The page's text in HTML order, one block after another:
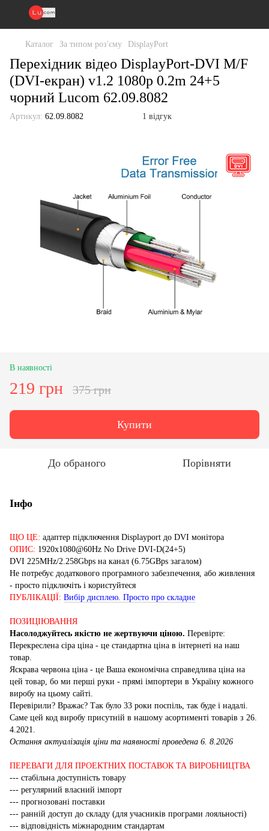
Каталог За типом роз'єму DisplayPort
Перехідник відео DisplayPort-DVI M/F
(DVI-екран) v1.2 1080p 0.2m 24+5
чорний Lucom 62.09.8082
Артикул: 62.09.8082 1 відгук
В наявності
219 грн 375 грн
Купити
До обраного Порівняти
Інфо
ЩО ЦЕ: адаптер підключення Displayport до DVI монітора
ОПИС: 1920x1080@60Hz No Drive DVI-D(24+5)
DVI 225MHz/2.258Gbps на канал (6.75GBps загалом)
Не потребує додаткового програмного забезпечення, або живлення
- просто підключіть і користуйтеся
ПУБЛІКАЦІЇ: Вибір дисплею. Просто про складне
ПОЗИЦІЮВАННЯ
Насолоджуйтесь якістю не жертвуючи ціною. Перевірте:
Перекреслена сіра ціна - це стандартна ціна в інтернеті на наш
товар.
Яскрава червона ціна - це Ваша економічна справедлива ціна на
цей товар, бо ми перші руки - прямі імпортери в Україну кожного
виробу на цьому сайті.
Перевірили? Вражає? Так було 33 роки поспіль, так буде і надалі.
Саме цей код виробу присутній в нашому асортименті товарів з 26.
4.2021.
Остання актуалізація ціни та наявності проведена 6. 8.2026
ПЕРЕВАГИ ДЛЯ ПРОЕКТНИХ ПОСТАВОК ТА ВИРОБНИЦТВА
--- стабільна доступність товару
--- регулярний власний імпорт
--- прогнозовані поставки
--- ранній доступ до складу (для учасників програми лояльності)
--- відповідність міжнародним стандартам